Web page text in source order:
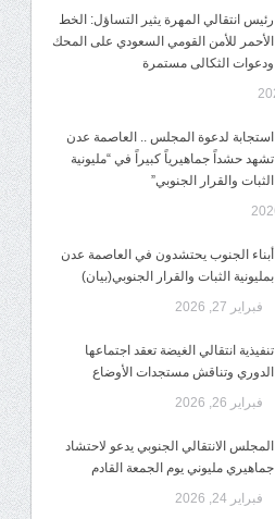
رئيس انتقالي المهرة يثير التساؤل: الخط
الأحمر للأمن القومي السعودي على المحك
ودعوات الثكالى مستمرة
استجابة لدعوة المجلس .. العاصمة عدن
تشهد حشداً جماهيرياً كبيراً في “مليونية
الثبات والقرار الجنوبي”
أبناء الجنوب يحتشدون في العاصمة عدن
بمليونية الثبات والقرار الجنوبي(بيان)
فبراير 27, 2026
تنفيذية انتقالي الغيضة تعقد اجتماعها
الدوري وتناقش مستجدات الأوضاع
فبراير 26, 2026
المجلس الانتقالي الجنوبي يدعو لاحتشاد
جماهيري مليوني يوم الجمعة القادم
فبراير 24, 2026